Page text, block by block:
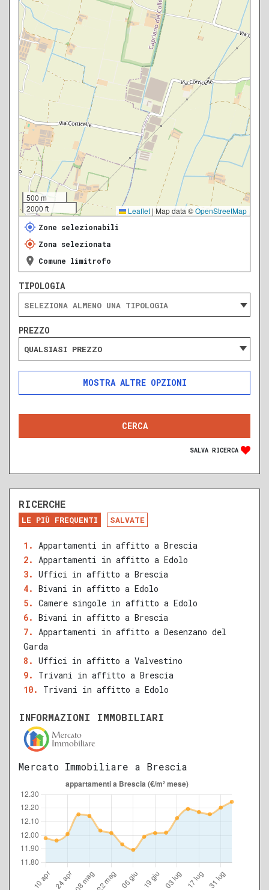
500 m
2000 ft
Leaflet | Map data ©OpenStreetMap
Zone selezionabili
Zona selezionata
Comune limitrofo
TIPOLOGIA
PREZZO
QUALSIASI PREZZO
ALTRE OPZIONI
SOLO ANNUNCI IN ASTA
DA RISTRUTTURARE
NUOVA COSTRUZIONE
RECENTE
RISTRUTTURATO
QUALSIASI SUPERFICIE
B C D E
SALVA RICERCA
RICERCHE
LE PIÙ FREQUENTI SALVATE
Appartamenti in affitto a Brescia
Appartamenti in affitto a Edolo
Uffici in affitto a Brescia
Bivani in affitto a Edolo
Camere singole in affitto a Edolo
Bivani in affitto a Brescia
Appartamenti in affitto a Desenzano del
Garda
Uffici in affitto a Valvestino
Trivani in affitto a Brescia
Trivani in affitto a Edolo
INFORMAZIONI IMMOBILIARI
Mercato Immobiliare a Brescia